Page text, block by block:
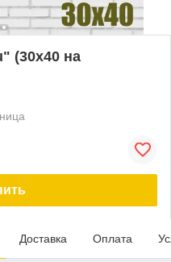
(30х40 на
Доставка Оплата